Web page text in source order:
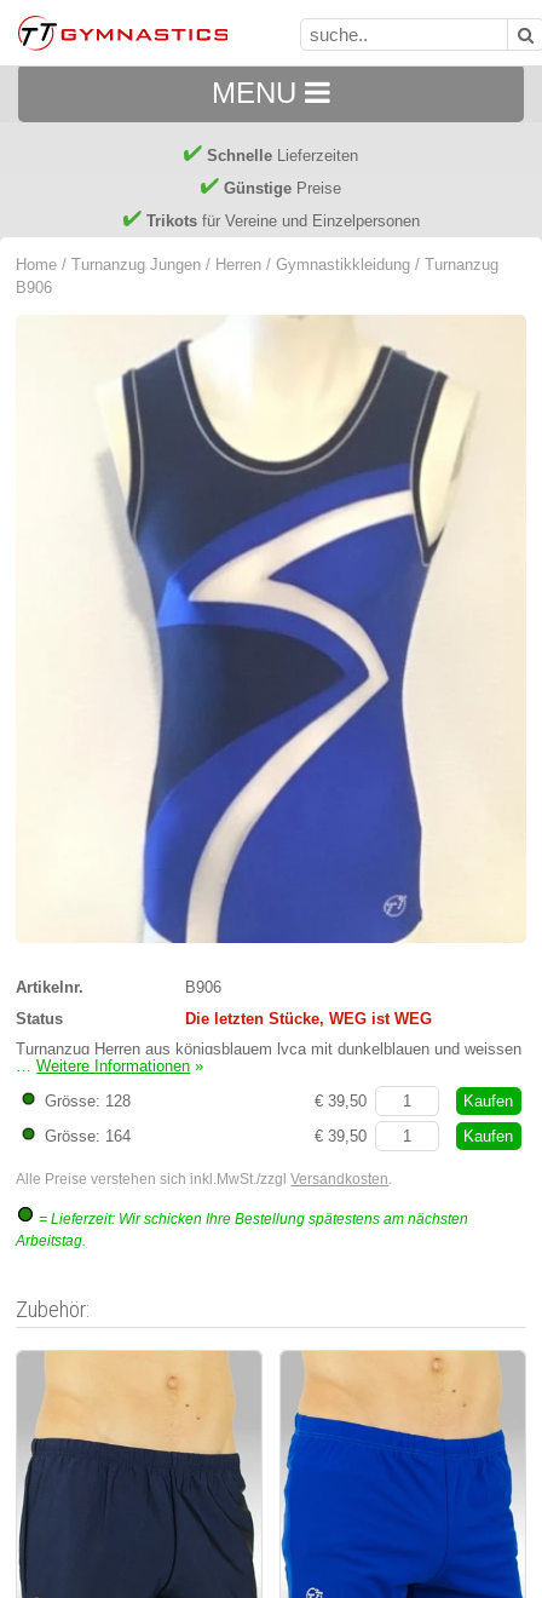
MENU
Schnelle Lieferzeiten
Günstige Preise
Trikotsfür Vereine und Einzelpersonen
Home /Turnanzug Jungen / Herren /Gymnastikkleidung / Turnanzug
B906
Artikelnr.
B906
Status
Die letzten Stücke, WEG ist WEG
Turnanzug Herren aus königsblauem lyca mit dunkelblauen und weissen
Streife. (Short nicht im Preis des Anzugs einbegriffen.)
…Weitere Informationen »
Grösse: 128
€ 39,50
Kaufen
Grösse: 164
€ 39,50 Kaufen
Alle Preise verstehen sich inkl.MwSt./zzglVersandkosten.
= Lieferzeit: Wir schicken Ihre Bestellung spätestens am nächsten
Arbeitstag.
Zubehör: